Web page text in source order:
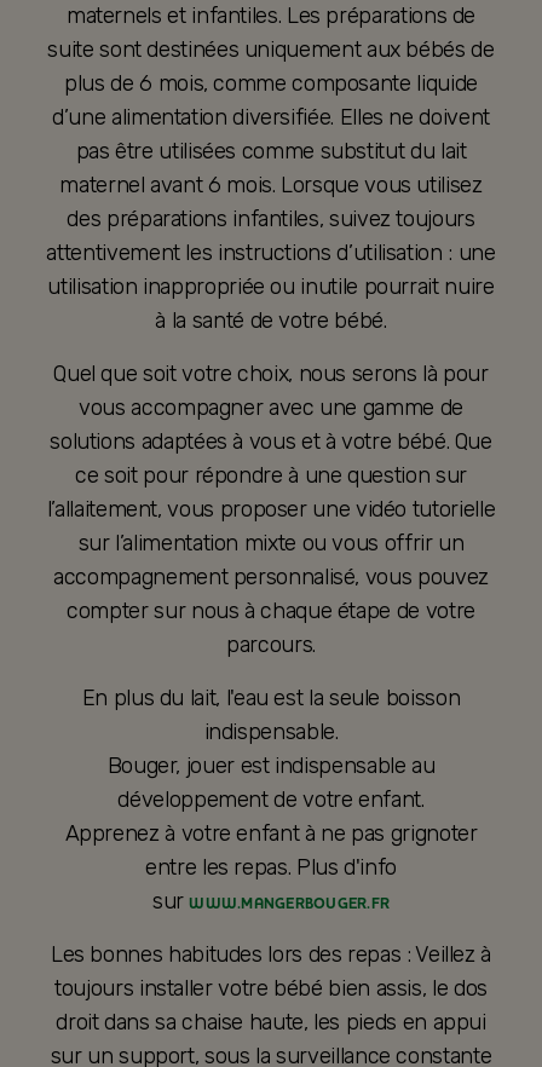
maternels et infantiles. Les préparations de
suite sont destinées uniquement aux bébés de
plus de 6 mois, comme composante liquide
d’une alimentation diversifiée. Elles ne doivent
pas être utilisées comme substitut du lait
maternel avant 6 mois. Lorsque vous utilisez
des préparations infantiles, suivez toujours
attentivement les instructions d’utilisation : une
utilisation inappropriée ou inutile pourrait nuire
à la santé de votre bébé.
Quel que soit votre choix, nous serons là pour
vous accompagner avec une gamme de
solutions adaptées à vous et à votre bébé. Que
ce soit pour répondre à une question sur
l’allaitement, vous proposer une vidéo tutorielle
sur l’alimentation mixte ou vous offrir un
accompagnement personnalisé, vous pouvez
compter sur nous à chaque étape de votre
parcours.
En plus du lait, l'eau est la seule boisson
indispensable.
Bouger, jouer est indispensable au
développement de votre enfant.
Apprenez à votre enfant à ne pas grignoter
entre les repas. Plus d'info
surWWW.MANGERBOUGER.FR
Les bonnes habitudes lors des repas : Veillez à
toujours installer votre bébé bien assis, le dos
droit dans sa chaise haute, les pieds en appui
sur un support, sous la surveillance constante